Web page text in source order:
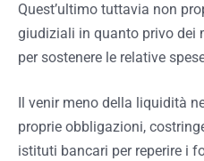
Quest’ultimo tuttavia non
giudiziali in quanto privo dei
per sostenere le relative
Il venir meno della liquidità
proprie obbligazioni,
istituti bancari per reperire i